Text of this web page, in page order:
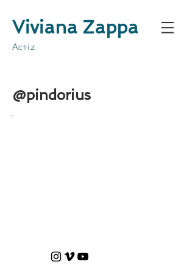
Viviana Zappa
Actriz
@pindorius